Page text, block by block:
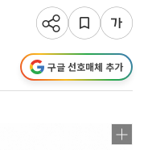
구글 선호매체 추가